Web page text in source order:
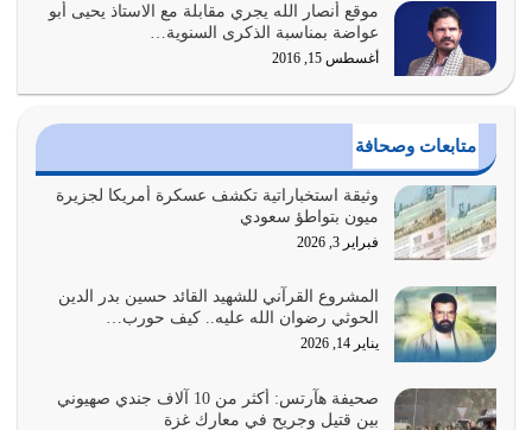
وعد الله تعالى من يُقتل في سبيله بالحياة الأبدية والرزق
والاستبشار والنجاة والخلود في…
يوليو 29, 2026
القرآن الكريم هو أهم مصدر لمعرفة رسول الله معرفة سيرته
معرفة شخصيته معرفة عظمته
يوليو 28, 2026
هل نحن من الصالحين؟ قيِّم نفسك هنا اترك القرآن على أصله
وأعرض نفسك، وأعرض ما لديك على…
يوليو 27, 2026
عندما يكون عدوك هو عدو الله معناه أن تكون نقاط الضعف
فيه كثيرة وسينصرك الله عليه إذا…
يوليو 26, 2026
موقع أنصار الله يجري مقابلة مع الاستاذ يحيى أبو
عواضة بمناسبة الذكرى السنوية…
أغسطس 15, 2016
متابعات وصحافة
وثيقة استخباراتية تكشف عسكرة أمريكا لجزيرة
ميون بتواطؤ سعودي
فبراير 3, 2026
المشروع القرآني للشهيد القائد حسين بدر الدين
الحوثي رضوان الله عليه.. كيف حورب…
يناير 14, 2026
صحيفة هآرتس: أكثر من 10 آلاف جندي صهيوني
بين قتيل وجريح في معارك غزة